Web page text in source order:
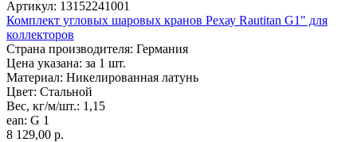
Артикул: 13152241001
Комплект угловых шаровых кранов Рехау Rautitan G1" для
коллекторов
Страна производителя: Германия
Цена указана: за 1 шт.
Материал: Никелированная латунь
Цвет: Стальной
Вес, кг/м/шт.: 1,15
ean: G 1
8 129,00 р.